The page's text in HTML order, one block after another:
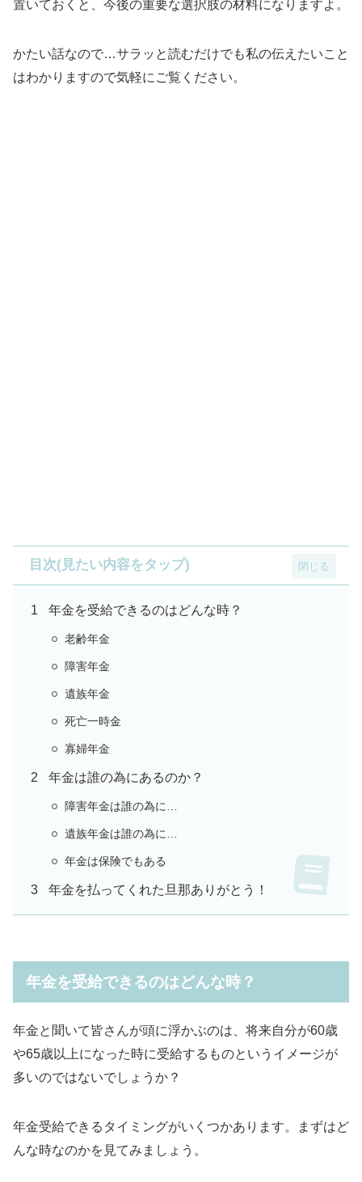
置いておくと、今後の重要な選択肢の材料になりますよ。
かたい話なので…サラッと読むだけでも私の伝えたいこと
はわかりますので気軽にご覧ください。
目次(見たい内容をタップ)
年金を受給できるのはどんな時？
老齢年金
障害年金
遺族年金
死亡一時金
寡婦年金
年金は誰の為にあるのか？
障害年金は誰の為に…
遺族年金は誰の為に…
年金は保険でもある
年金を払ってくれた旦那ありがとう！
年金を受給できるのはどんな時？
年金と聞いて皆さんが頭に浮かぶのは、将来自分が60歳
や65歳以上になった時に受給するものというイメージが
多いのではないでしょうか？
年金受給できるタイミングがいくつかあります。まずはど
んな時なのかを見てみましょう。